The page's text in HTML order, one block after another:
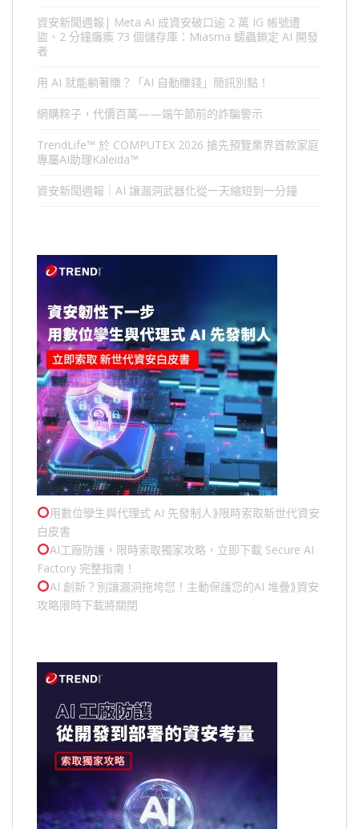
資安新聞週報| Meta AI 成資安破口逾 2 萬 IG 帳號遭
盜、2 分鐘癱瘓 73 個儲存庫：Miasma 蠕蟲鎖定 AI 開發
者
用 AI 就能躺著賺？「AI 自動賺錢」簡訊別點！
網購粽子，代價百萬——端午節前的詐騙警示
TrendLife™ 於 COMPUTEX 2026 搶先預覽業界首款家庭
專屬AI助理Kaleida™
資安新聞週報｜AI 讓漏洞武器化從一天縮短到一分鐘
用數位孿生與代理式 AI 先發制人⟫限時索取新世代資安
白皮書
AI工廠防護，限時索取獨家攻略，立即下載 Secure AI
Factory 完整指南！
AI 創新？別讓漏洞拖垮您！主動保護您的AI 堆疊⟫資安
攻略限時下載將關閉